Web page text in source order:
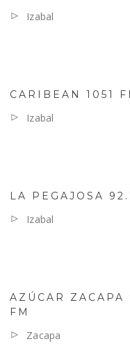
Izabal
CARIBEAN 1051
Izabal
LA PEGAJOSA
Izabal
AZÚCAR ZACAPA
FM
Zacapa